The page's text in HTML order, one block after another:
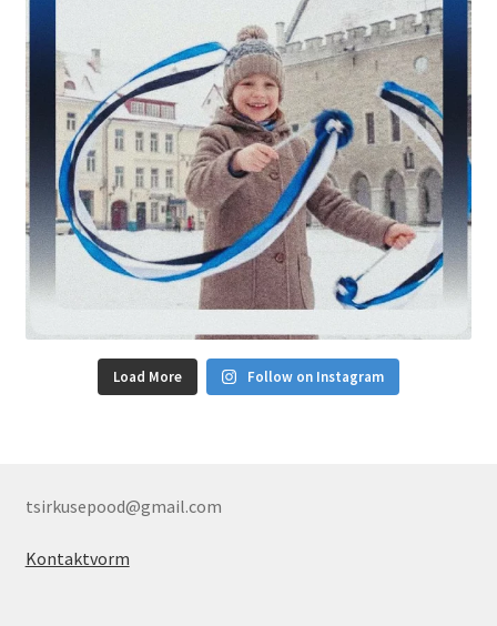
Load More Follow on Instagram
tsirkusepood@gmail.com
Kontaktvorm